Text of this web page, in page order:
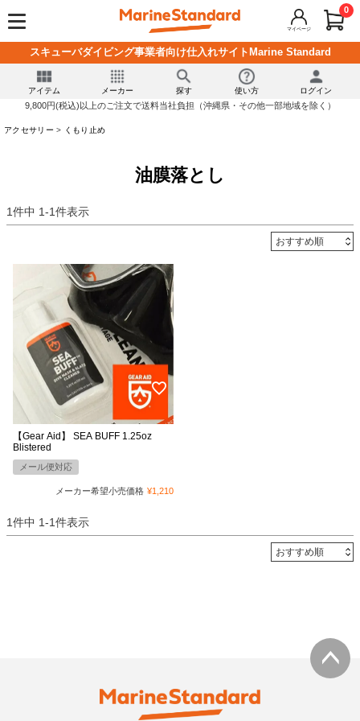
マイページ
0
スキューバダイビング事業者向け仕入れサイトMarine Standard
アイテム メーカー 探す 使い方 ログイン
9,800円(税込)以上のご注文で送料当社負担（沖縄県・その他一部地域を除く）
アクセサリー くもり止め
油膜落とし
1件中 1-1件表示
【Gear Aid】 SEA BUFF 1.25oz
Blistered
メール便対応
メーカー希望小売価格 ¥1,210
1件中 1-1件表示